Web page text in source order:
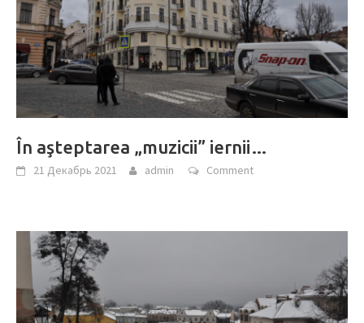
În aşteptarea „muzicii” iernii…
21 Декабрь 2021 admin Comment